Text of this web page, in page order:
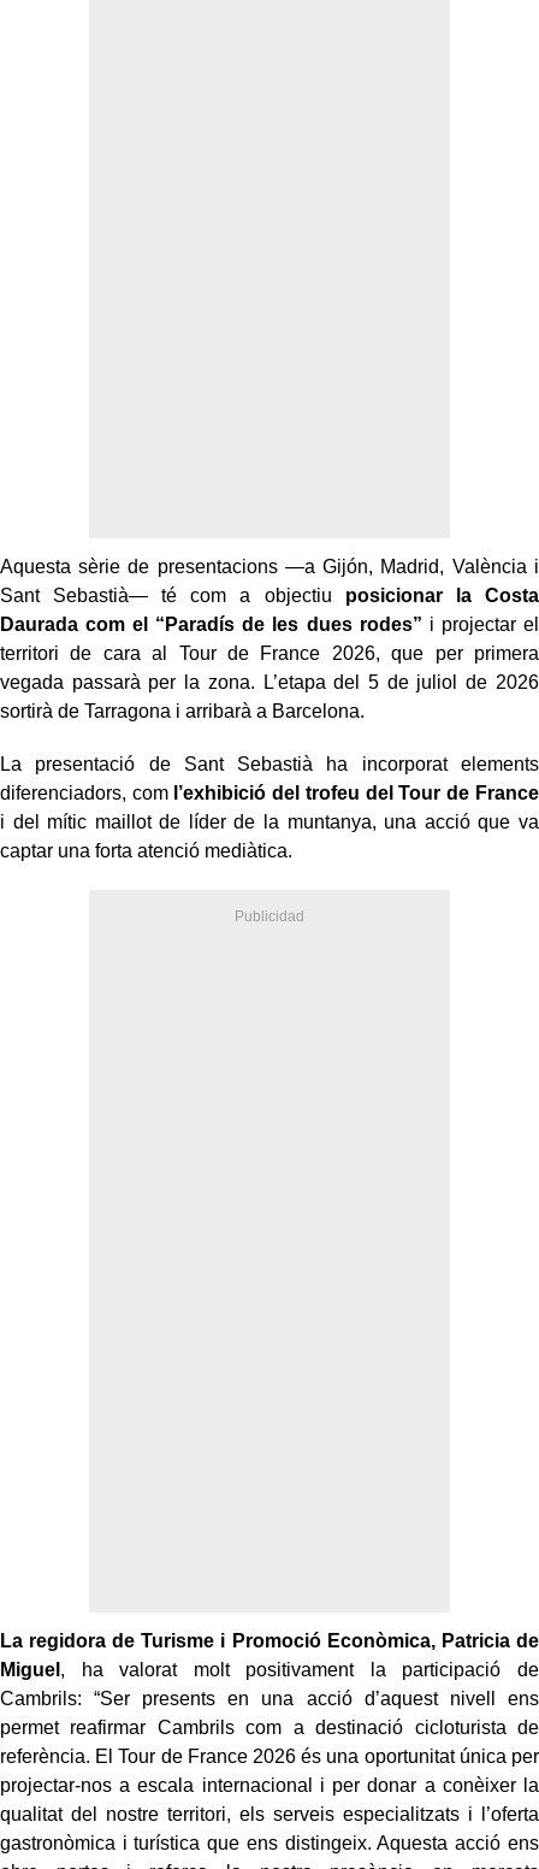
Aquesta sèrie de presentacions —a Gijón, Madrid, València i
Sant Sebastià— té com a objectiu posicionar la Costa
Daurada com el “Paradís de les dues rodes” i projectar el
territori de cara al Tour de France 2026, que per primera
vegada passarà per la zona. L’etapa del 5 de juliol de 2026
sortirà de Tarragona i arribarà a Barcelona.
La presentació de Sant Sebastià ha incorporat elements
diferenciadors, com l’exhibició del trofeu del Tour de France
i del mític maillot de líder de la muntanya, una acció que va
captar una forta atenció mediàtica.
La regidora de Turisme i Promoció Econòmica, Patricia de
Miguel , ha valorat molt positivament la participació de
Cambrils: “Ser presents en una acció d’aquest nivell ens
permet reafirmar Cambrils com a destinació cicloturista de
referència. El Tour de France 2026 és una oportunitat única per
projectar-nos a escala internacional i per donar a conèixer la
qualitat del nostre territori, els serveis especialitzats i l’oferta
gastronòmica i turística que ens distingeix. Aquesta acció ens